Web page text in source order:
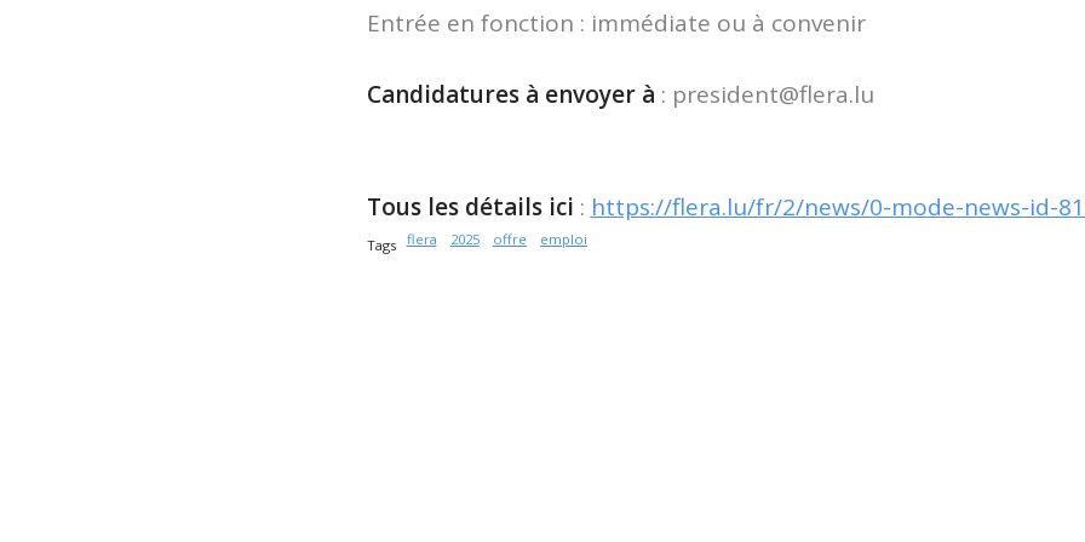
Entrée en fonction : immédiate ou à convenir
Candidatures à envoyer à : president@flera.lu
Tous les détails ici : https://flera.lu/fr/2/news/0-mode-news-id-
Tags flera 2025 offre emploi